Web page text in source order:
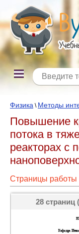
Физика \ Методы
Повышение
потока в
реакторах с
Страницы работы
28